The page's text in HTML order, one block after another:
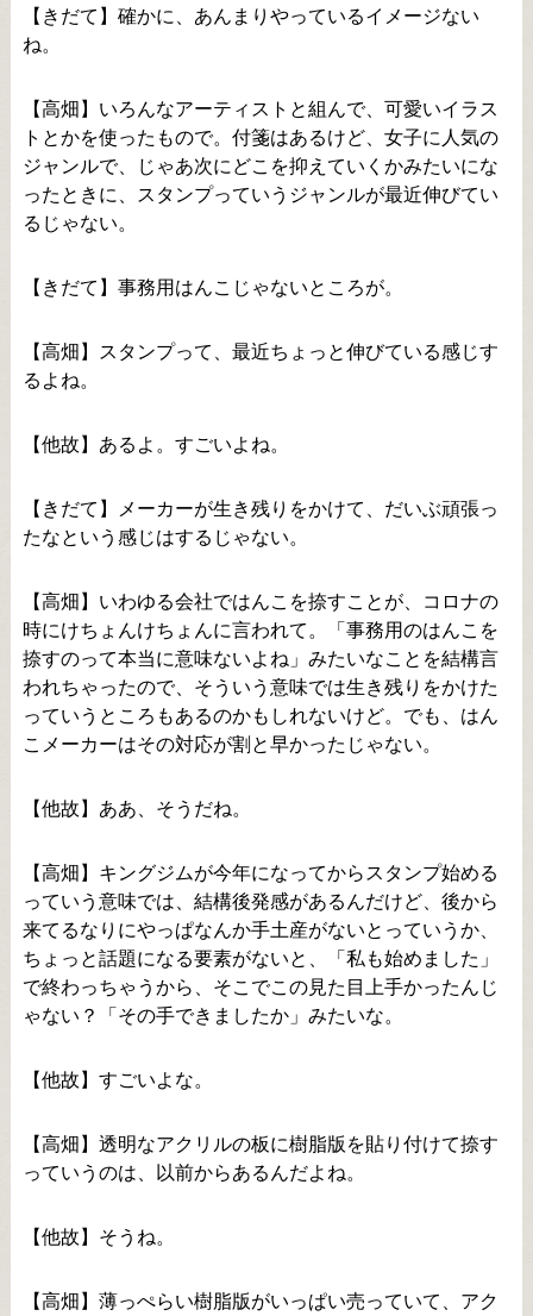
【きだて】確かに、あんまりやっているイメージない
ね。
【高畑】いろんなアーティストと組んで、可愛いイラス
トとかを使ったもので。付箋はあるけど、女子に人気の
ジャンルで、じゃあ次にどこを抑えていくかみたいにな
ったときに、スタンプっていうジャンルが最近伸びてい
るじゃない。
【きだて】事務用はんこじゃないところが。
【高畑】スタンプって、最近ちょっと伸びている感じす
るよね。
【他故】あるよ。すごいよね。
【きだて】メーカーが生き残りをかけて、だいぶ頑張っ
たなという感じはするじゃない。
【高畑】いわゆる会社ではんこを捺すことが、コロナの
時にけちょんけちょんに言われて。「事務用のはんこを
捺すのって本当に意味ないよね」みたいなことを結構言
われちゃったので、そういう意味では生き残りをかけた
っていうところもあるのかもしれないけど。でも、はん
こメーカーはその対応が割と早かったじゃない。
【他故】ああ、そうだね。
【高畑】キングジムが今年になってからスタンプ始める
っていう意味では、結構後発感があるんだけど、後から
来てるなりにやっぱなんか手土産がないとっていうか、
ちょっと話題になる要素がないと、「私も始めました」
で終わっちゃうから、そこでこの見た目上手かったんじ
ゃない？「その手できましたか」みたいな。
【他故】すごいよな。
【高畑】透明なアクリルの板に樹脂版を貼り付けて捺す
っていうのは、以前からあるんだよね。
【他故】そうね。
【高畑】薄っぺらい樹脂版がいっぱい売っていて、アク